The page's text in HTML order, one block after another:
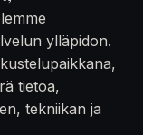
ylläpidon.
tietoa,
tekniikan ja